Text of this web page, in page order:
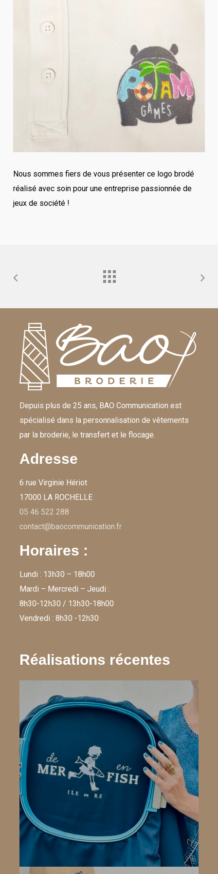
Nous sommes fiers de vous présenter ce logo brodé
réalisé avec soin pour une entreprise passionnée de
jeux de société !
Depuis plus de 25 ans, BAO Communication est
spécialisé dans la personnalisation de vêtements
par la broderie, le transfert et le flocage.
Adresse
6 rue Virginie Hériot
17000 LA ROCHELLE
05 46 522 288
contact@baocommunication.fr
Horaires :
Lundi : 13h30 – 18h00
Mardi – Mercredi – Jeudi :
8h30-12h30 / 13h30-18h00
Vendredi : 8h30 -12h30
Réalisations récentes